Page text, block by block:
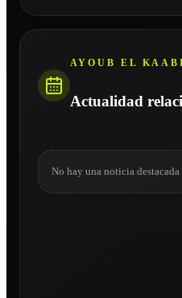
AYOUB EL
Actualidad
No hay una noticia